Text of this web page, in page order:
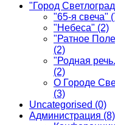
"Город
"65-я свеча"
"Небеса" (2)
"Ратное
(2)
"Родная
(2)
О Городе
(3)
Uncategorised (0)
Администрация (8)